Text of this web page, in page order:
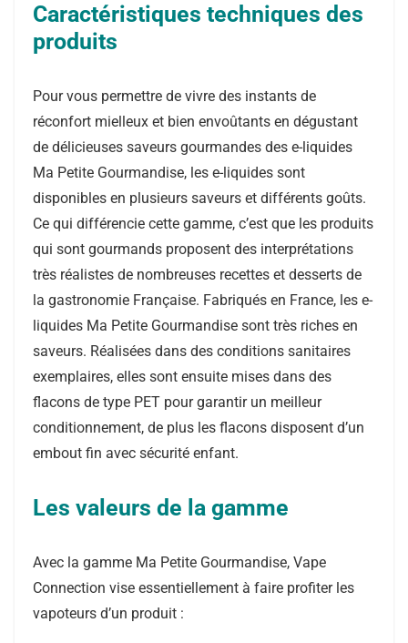
Caractéristiques techniques des
produits
Pour vous permettre de vivre des instants de
réconfort mielleux et bien envoûtants en dégustant
de délicieuses saveurs gourmandes des e-liquides
Ma Petite Gourmandise, les e-liquides sont
disponibles en plusieurs saveurs et différents goûts.
Ce qui différencie cette gamme, c’est que les produits
qui sont gourmands proposent des interprétations
très réalistes de nombreuses recettes et desserts de
la gastronomie Française. Fabriqués en France, les e-
liquides Ma Petite Gourmandise sont très riches en
saveurs. Réalisées dans des conditions sanitaires
exemplaires, elles sont ensuite mises dans des
flacons de type PET pour garantir un meilleur
conditionnement, de plus les flacons disposent d’un
embout fin avec sécurité enfant.
Les valeurs de la gamme
Avec la gamme Ma Petite Gourmandise, Vape
Connection vise essentiellement à faire profiter les
vapoteurs d’un produit :